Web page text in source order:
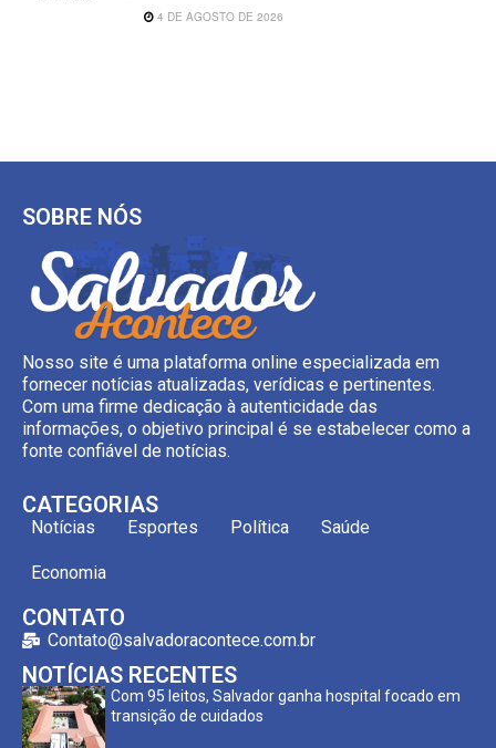
4 DE AGOSTO DE 2026
SOBRE NÓS
Nosso site é uma plataforma online especializada em
fornecer notícias atualizadas, verídicas e pertinentes.
Com uma firme dedicação à autenticidade das
informações, o objetivo principal é se estabelecer como a
fonte confiável de notícias.
CATEGORIAS
Notícias Esportes Política Saúde
Economia
CONTATO
Contato@salvadoracontece.com.br
NOTÍCIAS RECENTES
Com 95 leitos, Salvador ganha hospital focado em
transição de cuidados